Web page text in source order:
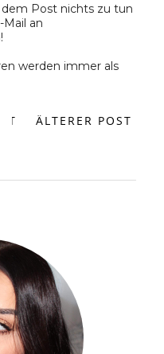
dem Post nichts zu tun
an
werden immer als
ÄLTERER POST